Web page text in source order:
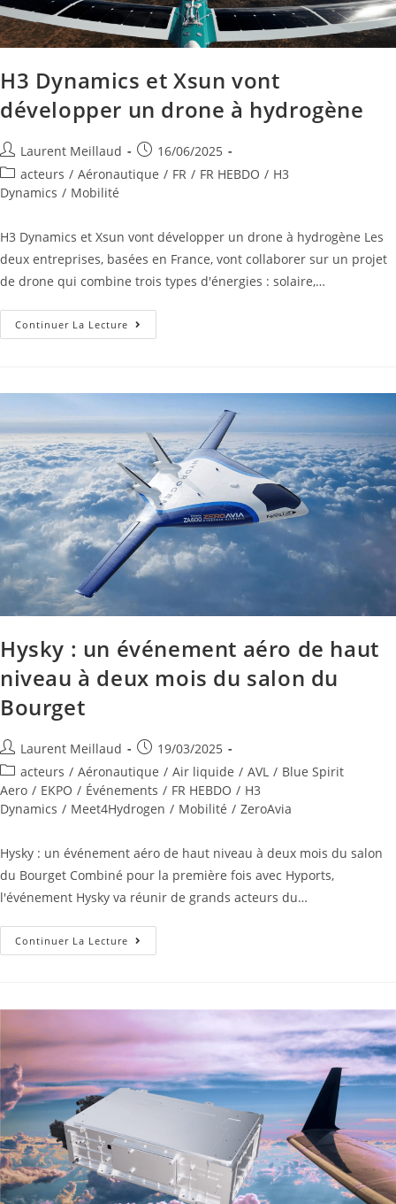
H3 Dynamics et Xsun vont
développer un drone à hydrogène
Laurent Meillaud
16/06/2025
acteurs / Aéronautique / FR / FR HEBDO / H3
Dynamics / Mobilité
H3 Dynamics et Xsun vont développer un drone à hydrogène Les
deux entreprises, basées en France, vont collaborer sur un projet
de drone qui combine trois types d'énergies : solaire,…
Continuer La Lecture
Hysky : un événement aéro de haut
niveau à deux mois du salon du
Bourget
Laurent Meillaud
19/03/2025
acteurs / Aéronautique / Air liquide / AVL / Blue Spirit
Aero / EKPO / Événements / FR HEBDO / H3
Dynamics / Meet4Hydrogen / Mobilité / ZeroAvia
Hysky : un événement aéro de haut niveau à deux mois du salon
du Bourget Combiné pour la première fois avec Hyports,
l'événement Hysky va réunir de grands acteurs du…
Continuer La Lecture